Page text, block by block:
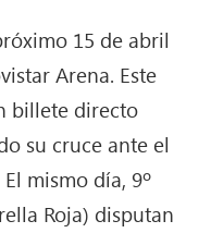
15 de abril
Arena. Este
billete directo
su cruce ante el
mismo día, 9º
Roja) disputan